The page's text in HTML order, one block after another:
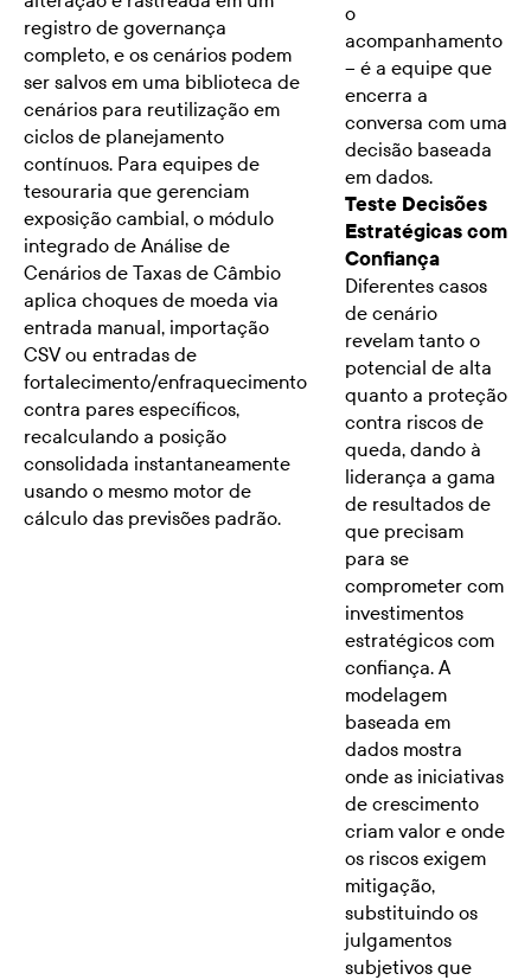
registro de governança
completo, e os cenários podem
ser salvos em uma biblioteca de
cenários para reutilização em
ciclos de planejamento
contínuos. Para equipes de
tesouraria que gerenciam
exposição cambial, o módulo
integrado de Análise de
Cenários de Taxas de Câmbio
aplica choques de moeda via
entrada manual, importação
CSV ou entradas de
fortalecimento/enfraquecimento
contra pares específicos,
recalculando a posição
consolidada instantaneamente
usando o mesmo motor de
cálculo das previsões padrão.
o
acompanhamento
-- é a equipe que
encerra a
conversa com uma
decisão baseada
em dados.
Teste Decisões
Estratégicas com
Confiança
Diferentes casos
de cenário
revelam tanto o
potencial de alta
quanto a proteção
contra riscos de
queda, dando à
liderança a gama
de resultados de
que precisam
para se
comprometer com
investimentos
estratégicos com
confiança. A
modelagem
baseada em
dados mostra
onde as iniciativas
de crescimento
criam valor e onde
os riscos exigem
mitigação,
substituindo os
julgamentos
subjetivos que